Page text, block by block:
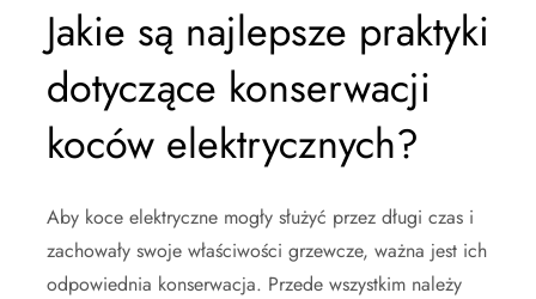
Jakie są najlepsze praktyki
dotyczące konserwacji
koców elektrycznych?
Aby koce elektryczne mogły służyć przez długi czas i
zachowały swoje właściwości grzewcze, ważna jest ich
odpowiednia konserwacja. Przede wszystkim należy